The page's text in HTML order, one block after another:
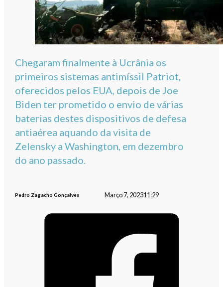
Chegaram finalmente à Ucrânia os
primeiros sistemas antimíssil Patriot,
oferecidos pelos EUA, depois de Joe
Biden ter prometido o envio de várias
baterias destes dispositivos de defesa
antiaérea aquando da visita de
Zelensky a Washington, em dezembro
do ano passado.
Pedro Zagacho Gonçalves Março 7, 202311:29